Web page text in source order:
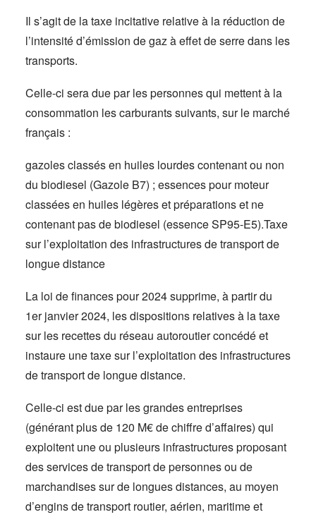
Il s’agit de la taxe incitative relative à la réduction de
l’intensité d’émission de gaz à effet de serre dans les
transports.
Celle-ci sera due par les personnes qui mettent à la
consommation les carburants suivants, sur le marché
français :
gazoles classés en huiles lourdes contenant ou non
du biodiesel (Gazole B7) ; essences pour moteur
classées en huiles légères et préparations et ne
contenant pas de biodiesel (essence SP95-E5).Taxe
sur l’exploitation des infrastructures de transport de
longue distance
La loi de finances pour 2024 supprime, à partir du
1er janvier 2024, les dispositions relatives à la taxe
sur les recettes du réseau autoroutier concédé et
instaure une taxe sur l’exploitation des infrastructures
de transport de longue distance.
Celle-ci est due par les grandes entreprises
(générant plus de 120 M€ de chiffre d’affaires) qui
exploitent une ou plusieurs infrastructures proposant
des services de transport de personnes ou de
marchandises sur de longues distances, au moyen
d’engins de transport routier, aérien, maritime et